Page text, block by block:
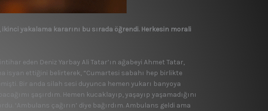
yakalama kararını bu sırada öğrendi. Herkesin morali
eden Deniz Yarbay Ali Tatar’ın ağabeyi Ahmet Tatar,
isyan ettiğini belirterek, “Cumartesi sabahı hep birlikte
Bir anda silah sesi duyunca hemen yukarı banyoya
şaşırdım. Hemen kucaklayıp, yaşayıp yaşamadığını
‘Ambulans çağırın’ diye bağırdım. Ambulans geldi ama